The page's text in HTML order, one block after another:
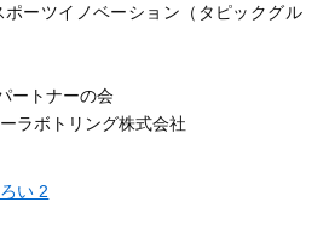
ーツイノベーション（タピックグル
ートナーの会
トリング株式会社
い 2